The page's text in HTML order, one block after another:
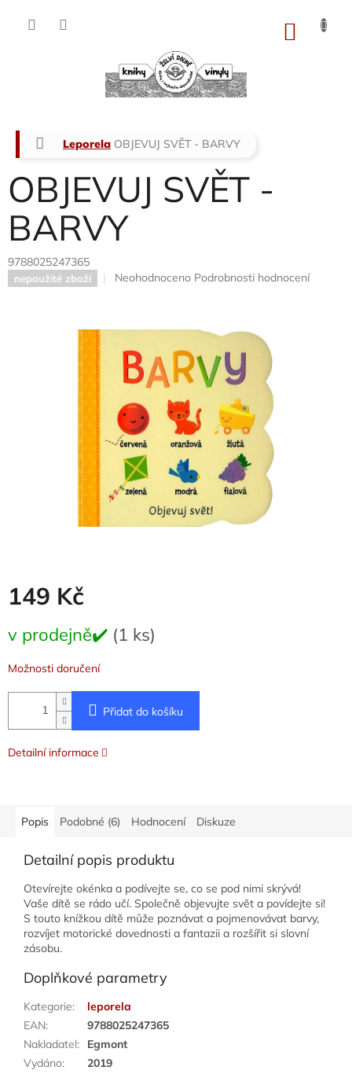
Domů
Leporela OBJEVUJ SVĚT - BARVY
OBJEVUJ SVĚT -
BARVY
9788025247365
nepoužité zboží
Průměrné
hvězdiček.
Neohodnoceno Podrobnosti hodnocení
149 Kč
cena:
v prodejně✔️ (1 ks)
Možnosti doručení
Přidat do košíku
Detailní informace
Popis Podobné (6) Hodnocení Diskuze
Detailní popis produktu
Otevírejte okénka a podívejte se, co se pod nimi skrývá!
Vaše dítě se rádo učí. Společně objevujte svět a povídejte si!
S touto knížkou dítě může poznávat a pojmenovávat barvy,
rozvíjet motorické dovednosti a fantazii a rozšířit si slovní
zásobu.
Doplňkové parametry
Kategorie:
leporela
EAN:
9788025247365
Nakladatel:
Egmont
Vydáno: 2019